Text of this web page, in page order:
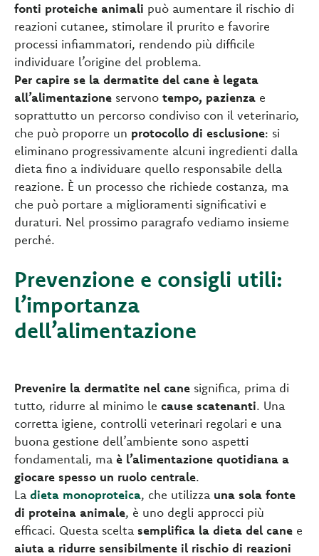
fonti proteiche animali può aumentare il rischio di
reazioni cutanee, stimolare il prurito e favorire
processi infiammatori, rendendo più difficile
individuare l’origine del problema.
Per capire se la dermatite del cane è legata
all’alimentazione servono tempo, pazienza e
soprattutto un percorso condiviso con il veterinario,
che può proporre un protocollo di esclusione: si
eliminano progressivamente alcuni ingredienti dalla
dieta fino a individuare quello responsabile della
reazione. È un processo che richiede costanza, ma
che può portare a miglioramenti significativi e
duraturi. Nel prossimo paragrafo vediamo insieme
perché.
Prevenzione e consigli utili:
l’importanza
dell’alimentazione
Prevenire la dermatite nel cane significa, prima di
tutto, ridurre al minimo le cause scatenanti. Una
corretta igiene, controlli veterinari regolari e una
buona gestione dell’ambiente sono aspetti
fondamentali, ma è l’alimentazione quotidiana a
giocare spesso un ruolo centrale.
La dieta monoproteica, che utilizza una sola fonte
di proteina animale, è uno degli approcci più
efficaci. Questa scelta semplifica la dieta del cane e
aiuta a ridurre sensibilmente il rischio di reazioni